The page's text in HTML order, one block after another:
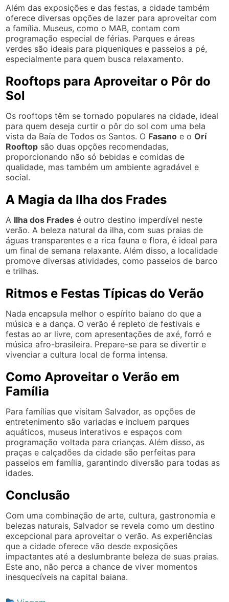
Além das exposições e das festas, a cidade também
oferece diversas opções de lazer para aproveitar com
a família. Museus, como o MAB, contam com
programação especial de férias. Parques e áreas
verdes são ideais para piqueniques e passeios a pé,
especialmente para quem busca relaxamento.
Rooftops para Aproveitar o Pôr do
Sol
Os rooftops têm se tornado populares na cidade, ideal
para quem deseja curtir o pôr do sol com uma bela
vista da Baía de Todos os Santos. O Fasano e oOrí
Rooftop são duas opções recomendadas,
proporcionando não só bebidas e comidas de
qualidade, mas também um ambiente agradável e
social.
A Magia da Ilha dos Frades
A Ilha dos Frades é outro destino imperdível neste
verão. A beleza natural da ilha, com suas praias de
águas transparentes e a rica fauna e flora, é ideal para
um final de semana relaxante. Além disso, a localidade
promove diversas atividades, como passeios de barco
e trilhas.
Ritmos e Festas Típicas do Verão
Nada encapsula melhor o espírito baiano do que a
música e a dança. O verão é repleto de festivais e
festas ao ar livre, com apresentações de axé, forró e
música afro-brasileira. Prepare-se para se divertir e
vivenciar a cultura local de forma intensa.
Como Aproveitar o Verão em
Família
Para famílias que visitam Salvador, as opções de
entretenimento são variadas e incluem parques
aquáticos, museus interativos e espaços com
programação voltada para crianças. Além disso, as
praças e calçadões da cidade são perfeitas para
passeios em família, garantindo diversão para todas as
idades.
Conclusão
Com uma combinação de arte, cultura, gastronomia e
belezas naturais, Salvador se revela como um destino
excepcional para aproveitar o verão. As experiências
que a cidade oferece vão desde exposições
impactantes até a deslumbrante beleza de suas praias.
Este ano, não perca a chance de viver momentos
inesquecíveis na capital baiana.